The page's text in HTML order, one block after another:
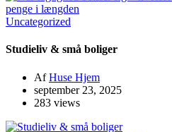
Uncategorized
Studieliv & små boliger
AfHuse Hjem
september 23, 2025
283 views